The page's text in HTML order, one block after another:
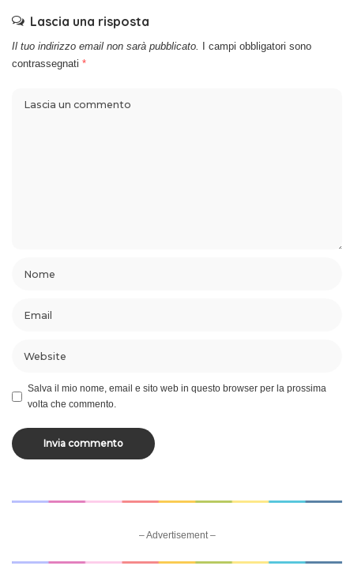
Lascia una risposta
Il tuo indirizzo email non sarà pubblicato.
I campi obbligatori sono
contrassegnati *
Salva il mio nome, email e sito web in questo browser per la prossima
volta che commento.
– Advertisement –